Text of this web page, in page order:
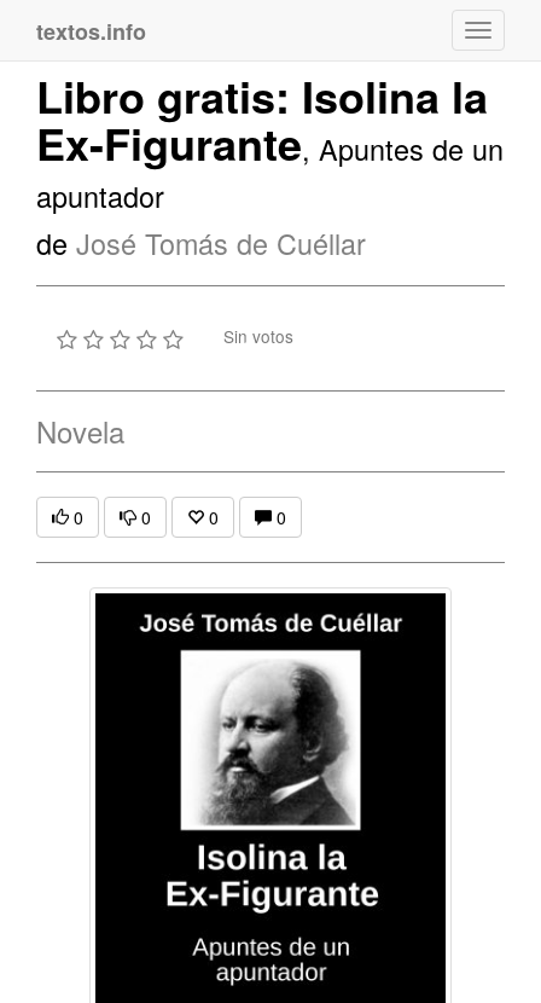
textos.info
Libro gratis: Isolina la
Ex-Figurante, Apuntes de un
apuntador
de José Tomás de Cuéllar
Sin votos
Novela
0 0 0 0